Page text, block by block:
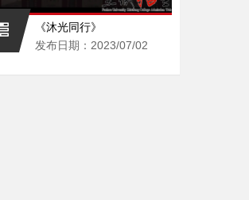
《沐光同行》
发布日期：2023/07/02